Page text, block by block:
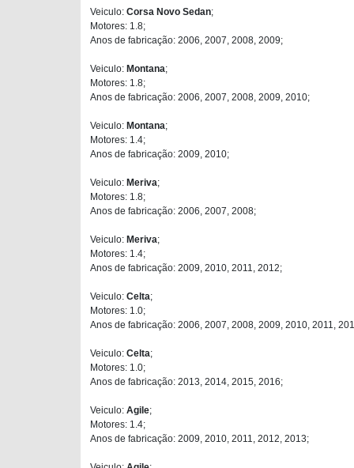
Veiculo: Corsa Novo Sedan;
Motores: 1.8;
Anos de fabricação: 2006, 2007, 2008, 2009;
Veiculo: Montana;
Motores: 1.8;
Anos de fabricação: 2006, 2007, 2008, 2009, 2010;
Veiculo: Montana;
Motores: 1.4;
Anos de fabricação: 2009, 2010;
Veiculo: Meriva;
Motores: 1.8;
Anos de fabricação: 2006, 2007, 2008;
Veiculo: Meriva;
Motores: 1.4;
Anos de fabricação: 2009, 2010, 2011, 2012;
Veiculo: Celta;
Motores: 1.0;
Anos de fabricação: 2006, 2007, 2008, 2009, 2010, 2011,
Veiculo: Celta;
Motores: 1.0;
Anos de fabricação: 2013, 2014, 2015, 2016;
Veiculo: Agile;
Motores: 1.4;
Anos de fabricação: 2009, 2010, 2011, 2012, 2013;